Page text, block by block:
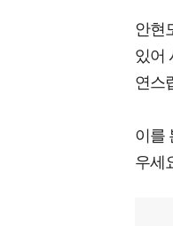
안현
있어
연스
이를
우세